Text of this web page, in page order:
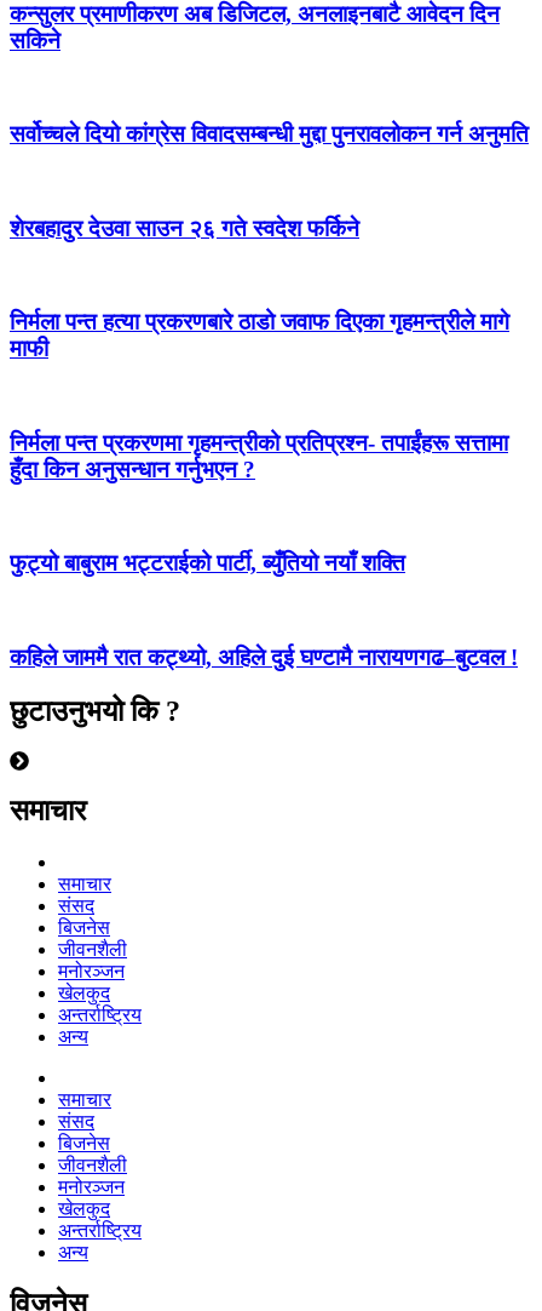
कन्सुलर प्रमाणीकरण अब डिजिटल, अनलाइनबाटै आवेदन दिन
सकिने
सर्वोच्चले दियो कांग्रेस विवादसम्बन्धी मुद्दा पुनरावलोकन गर्न अनुमति
शेरबहादुर देउवा साउन २६ गते स्वदेश फर्किने
निर्मला पन्त हत्या प्रकरणबारे ठाडो जवाफ दिएका गृहमन्त्रीले मागे
माफी
निर्मला पन्त प्रकरणमा गृहमन्त्रीको प्रतिप्रश्न- तपाईंहरू सत्तामा
हुँदा किन अनुसन्धान गर्नुभएन ?
फुट्यो बाबुराम भट्टराईको पार्टी, ब्युँतियो नयाँ शक्ति
कहिले जाममै रात कट्थ्यो, अहिले दुई घण्टामै नारायणगढ–बुटवल !
छुटाउनुभयो कि ?
समाचार
समाचार
संसद
बिजनेस
जीवनशैली
मनोरञ्जन
खेलकुद
अन्तर्राष्ट्रिय
अन्य
समाचार
संसद
बिजनेस
जीवनशैली
मनोरञ्जन
खेलकुद
अन्तर्राष्ट्रिय
अन्य
विजनेस